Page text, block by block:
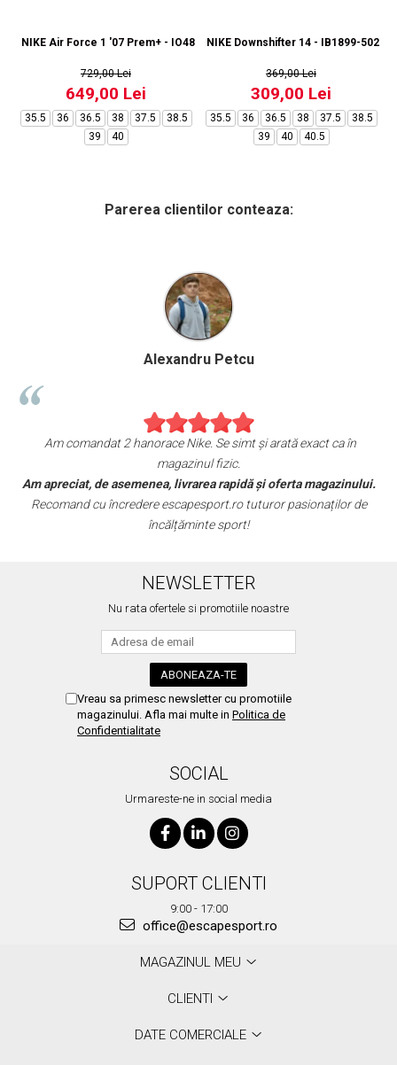
NIKE Air Force 1 '07 Prem+ - IO4842-500
729,00 Lei
649,00 Lei
35.5 36 36.5 38 37.5
38.5
39
40
NIKE Downshifter 14 - IB1899-502
369,00 Lei
309,00 Lei
35.5 36 36.5 38 37.5
38.5
39
40 40.5
Parerea clientilor conteaza:
Alexandru Petcu
Am comandat 2 hanorace Nike. Se simt și arată exact ca în
magazinul fizic.
Am apreciat, de asemenea, livrarea rapidă și oferta magazinului.
Recomand cu încredere escapesport.ro tuturor pasionaților de
încălțăminte sport!
NEWSLETTER
Nu rata ofertele si promotiile noastre
Vreau sa primesc newsletter cu promotiile
magazinului. Afla mai multe in Politica de
Confidentialitate
SOCIAL
Urmareste-ne in social media
SUPORT CLIENTI
9:00 - 17:00
office@escapesport.ro
MAGAZINUL MEU
CLIENTI
DATE COMERCIALE